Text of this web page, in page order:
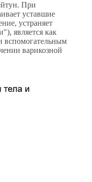
При
уставшие
устраняет
является как
вспомогательным
варикозной